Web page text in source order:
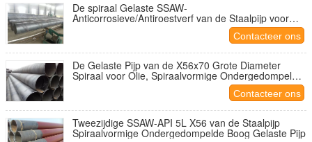
De spiraal Gelaste SSAW-
Anticorrosieve/Antiroestverf van de Staalpijp voor
Contacteer ons
De Gelaste Pijp van de X56x70 Grote Diameter
Spiraal voor Olie, Spiraalvormige Ondergedompelde
Contacteer ons
Tweezijdige SSAW-API 5L X56 van de Staalpijp
Spiraalvormige Ondergedompelde Boog Gelaste Pijp